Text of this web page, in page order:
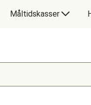
Måltidskasser